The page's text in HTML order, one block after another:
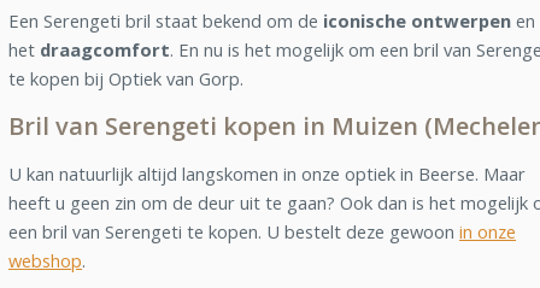
Een Serengeti bril staat bekend om de iconische ontwerpen en
het draagcomfort. En nu is het mogelijk om een bril van
te kopen bij Optiek van Gorp.
Bril van Serengeti kopen in Muizen
U kan natuurlijk altijd langskomen in onze optiek in Beerse. Maar
heeft u geen zin om de deur uit te gaan? Ook dan is het mogelijk
een bril van Serengeti te kopen. U bestelt deze gewoon in onze
webshop.